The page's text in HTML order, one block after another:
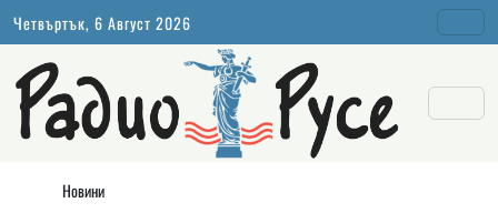
Четвъртък, 6 Август 2026
Новини